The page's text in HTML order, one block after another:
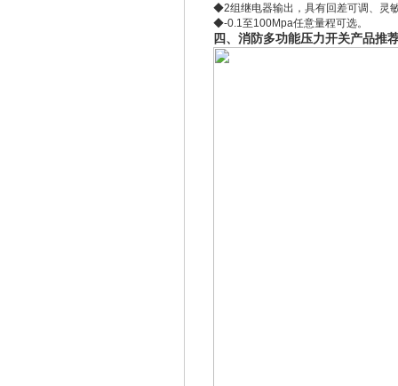
◆2组继电器输出，具有回差可调、灵
◆-0.1至100Mpa任意量程可选。
四、消防多功能压力开关产品推